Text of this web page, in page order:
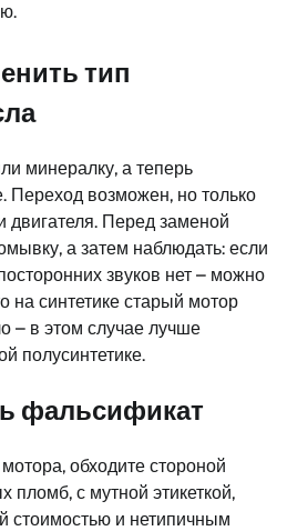
тип
минералку, а теперь
Переход возможен, но только
двигателя. Перед заменой
а затем наблюдать: если
звуков нет – можно
на синтетике старый мотор
– в этом случае лучше
полусинтетике.
фальсификат
обходите стороной
пломб, с мутной этикеткой,
стоимостью и нетипичным